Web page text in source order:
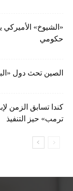
«الشيوخ»
حكومي
الصين تحث دول
كندا تسابق الزمن
ترمب» حيز التنفيذ